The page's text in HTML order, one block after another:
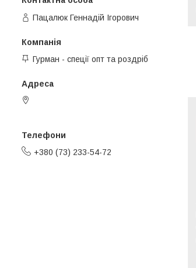
Пацалюк Геннадій Ігорович
Гурман - спеції опт та роздріб
+380 (73) 233-54-72